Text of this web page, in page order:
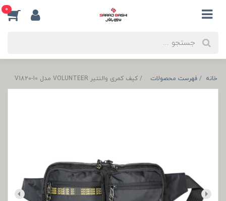
0
خانه فهرست محصولات کیف کمری والنتیر VOLUNTEER مدل V1820-10